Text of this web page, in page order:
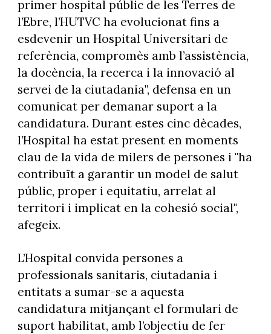
primer hospital públic de les Terres de
l’Ebre, l’HUTVC ha evolucionat fins a
esdevenir un Hospital Universitari de
referència, compromès amb l’assistència,
la docència, la recerca i la innovació al
servei de la ciutadania", defensa en un
comunicat per demanar suport a la
candidatura. Durant estes cinc dècades,
l’Hospital ha estat present en moments
clau de la vida de milers de persones i "ha
contribuït a garantir un model de salut
públic, proper i equitatiu, arrelat al
territori i implicat en la cohesió social",
afegeix.
L’Hospital convida persones a
professionals sanitaris, ciutadania i
entitats a sumar-se a aquesta
candidatura mitjançant el formulari de
suport habilitat, amb l’objectiu de fer